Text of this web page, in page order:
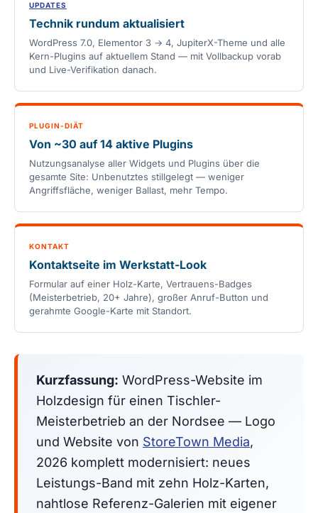
UPDATES
Technik rundum aktualisiert
WordPress 7.0, Elementor 3 → 4, JupiterX-Theme und alle
Kern-Plugins auf aktuellem Stand — mit Vollbackup vorab
und Live-Verifikation danach.
PLUGIN-DIÄT
Von ~30 auf 14 aktive Plugins
Nutzungsanalyse aller Widgets und Plugins über die
gesamte Site: Unbenutztes stillgelegt — weniger
Angriffsfläche, weniger Ballast, mehr Tempo.
KONTAKT
Kontaktseite im Werkstatt-Look
Formular auf einer Holz-Karte, Vertrauens-Badges
(Meisterbetrieb, 20+ Jahre), großer Anruf-Button und
gerahmte Google-Karte mit Standort.
Kurzfassung: WordPress-Website im
Holzdesign für einen Tischler-
Meisterbetrieb an der Nordsee — Logo
und Website von StoreTown Media,
2026 komplett modernisiert: neues
Leistungs-Band mit zehn Holz-Karten,
nahtlose Referenz-Galerien mit eigener